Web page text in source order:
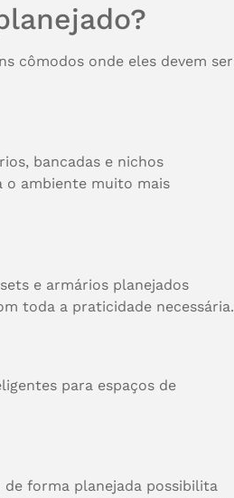
cômodos onde eles devem ser
bancadas e nichos
o ambiente muito mais
e armários planejados
toda a praticidade necessária.
para espaços de
forma planejada possibilita